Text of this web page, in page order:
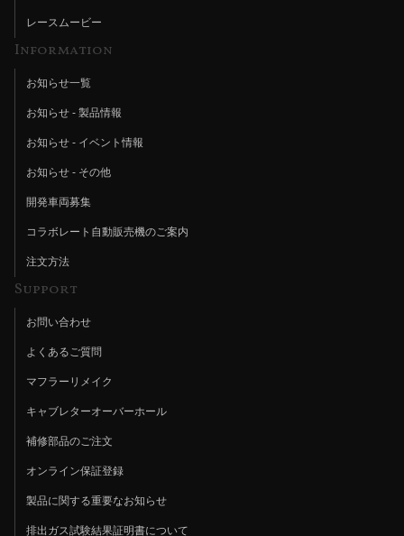
レースムービー
Information
お知らせ一覧
お知らせ - 製品情報
お知らせ - イベント情報
お知らせ - その他
開発車両募集
コラボレート自動販売機のご案内
注文方法
Support
お問い合わせ
よくあるご質問
マフラーリメイク
キャブレターオーバーホール
補修部品のご注文
オンライン保証登録
製品に関する重要なお知らせ
排出ガス試験結果証明書について